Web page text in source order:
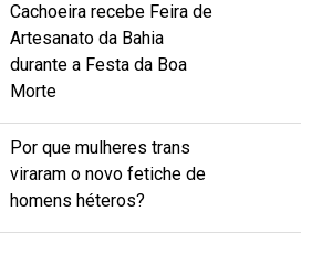
Cachoeira recebe Feira de
Artesanato da Bahia
durante a Festa da Boa
Morte
Por que mulheres trans
viraram o novo fetiche de
homens héteros?